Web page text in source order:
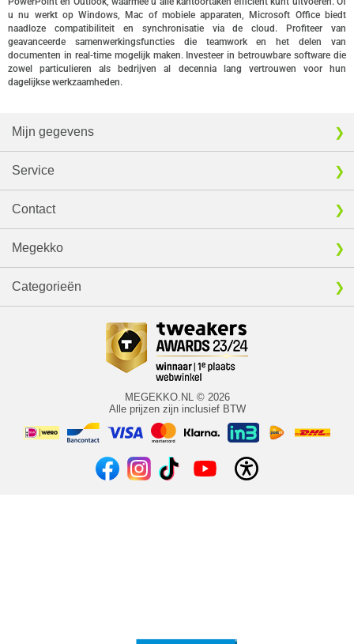
u nu werkt op Windows, Mac of mobiele apparaten, Microsoft Office biedt
naadloze compatibiliteit en synchronisatie via de cloud. Profiteer van
geavanceerde samenwerkingsfuncties die teamwork en het delen van
documenten in real-time mogelijk maken. Investeer in betrouwbare software die
zowel particulieren als bedrijven al decennia lang vertrouwen voor hun
dagelijkse werkzaamheden.
Mijn gegevens
Service
Contact
Megekko
Categorieën
MEGEKKO.NL © 2026
Alle prijzen zijn inclusief BTW